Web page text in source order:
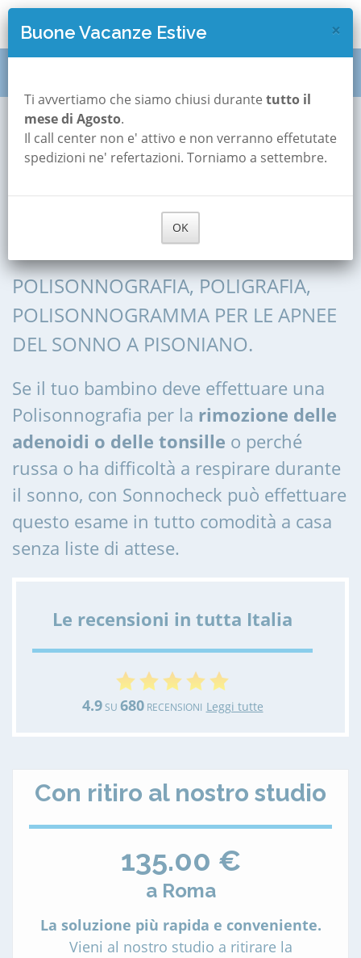
Polisonnografia
Pediatrica a
Pisoniano
POLISONNOGRAFIA, POLIGRAFIA,
POLISONNOGRAMMA PER LE APNEE
DEL SONNO A PISONIANO.
Se il tuo bambino deve effettuare una
Polisonnografia per la rimozione delle
adenoidi o delle tonsille o perché
russa o ha difficoltà a respirare durante
il sonno, con Sonnocheck può effettuare
questo esame in tutto comodità a casa
senza liste di attese.
Le recensioni in tutta Italia
4.9SU 680RECENSIONI Leggi tutte
Con ritiro al nostro studio
135.00 €
a Roma
La soluzione più rapida e conveniente.
Vieni al nostro studio a ritirare la
×
Buone Vacanze Estive
Ti avvertiamo che siamo chiusi durante tutto il
mese di Agosto.
Il call center non e' attivo e non verranno effetutate
spedizioni ne' refertazioni. Torniamo a settembre.
OK